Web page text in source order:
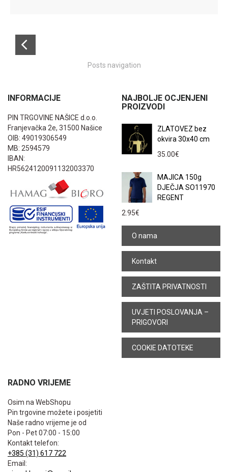
Posts navigation
INFORMACIJE
PIN TRGOVINE NAŠICE d.o.o.
Franjevačka 2e, 31500 Našice
OIB: 49019306549
MB: 2594579
IBAN:
HR5624120091132003370
NAJBOLJE OCJENJENI
PROIZVODI
ZLATOVEZ bez
okvira 30x40 cm
35.00€
MAJICA 150g
DJEČJA SO11970
REGENT
2.95€
O nama
Kontakt
ZAŠTITA PRIVATNOSTI
UVJETI POSLOVANJA –
PRIGOVORI
COOKIE DATOTEKE
RADNO VRIJEME
Osim na WebShopu
Pin trgovine možete i posjetiti
Naše radno vrijeme je od
Pon - Pet 07:00 - 15:00
Kontakt telefon:
+385 (31) 617 722
Email: